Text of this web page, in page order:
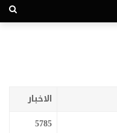
الاخبار
5785